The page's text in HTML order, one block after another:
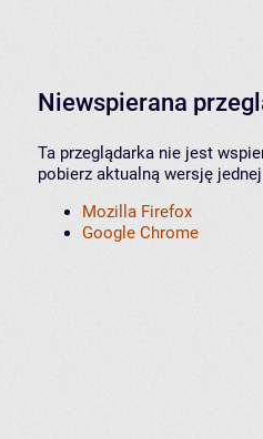
Niewspierana
Ta przeglądarka nie jest
pobierz aktualną wersję
Mozilla Firefox
Google Chrome